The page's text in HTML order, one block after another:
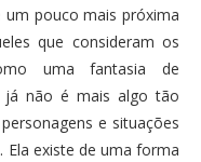
um pouco mais próxima
que consideram os
uma fantasia de
já não é mais algo tão
e situações
Ela existe de uma forma